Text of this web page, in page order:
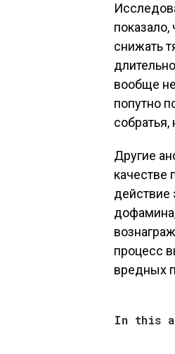
снижать
вообще
попутно
Другие
качестве
действие
процесс
вредных
In this